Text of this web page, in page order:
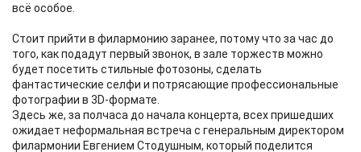
всё особое.
Стоит прийти в филармонию заранее, потому что за час до
того, как подадут первый звонок, в зале торжеств можно
будет посетить стильные фотозоны, сделать
фантастические селфи и потрясающие профессиональные
фотографии в 3D-формате.
Здесь же, за полчаса до начала концерта, всех пришедших
ожидает неформальная встреча с генеральным директором
филармонии Евгением Стодушным, который поделится